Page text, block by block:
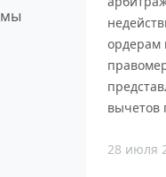
ордерам
вычетов
28 июля